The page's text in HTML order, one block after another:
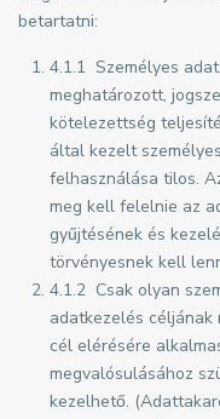
betartatni:
4.1.1 Személyes
meghatározott,
kötelezettség
által kezelt
felhasználása tilos.
meg kell felelnie az
gyűjtésének és
törvényesnek kell
4.1.2 Csak olyan
adatkezelés
cél elérésére
megvalósulásához
kezelhető.